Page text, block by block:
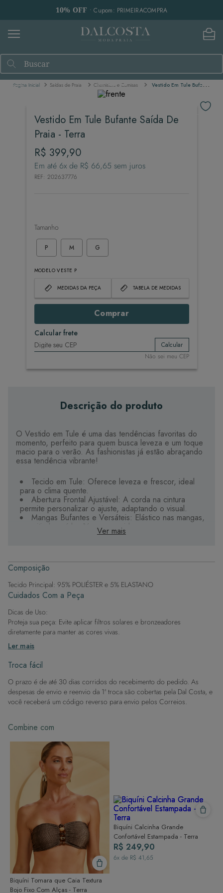
10% OFF • Cupom: PRIMEIRACOMPRA
Buscar
Saídas de Praia Chemisiers e Camisas Vestido Em Tule Bufante Saída De Praia - Terra
Vestido Em Tule Bufante Saída De
Praia - Terra
R$ 399,90
Em até 6x de R$ 66,65 sem juros
REF: 202637776
Tamanho
P M G
MODELO VESTE P
MEDIDAS DA PEÇA TABELA DE MEDIDAS
Comprar
Calcular frete
Calcular
Não sei meu CEP
Descrição do produto
O Vestido em Tule é uma das tendências favoritas do
momento, perfeito para quem busca leveza e um toque
macio para o verão. As fashionistas já estão abraçando
essa tendência vibrante!
Tecido em Tule: Oferece leveza e frescor, ideal
para o clima quente.
Abertura Frontal Ajustável: A corda na cintura
permite personalizar o ajuste, adaptando o visual.
Mangas Bufantes e Versáteis: Elástico nas mangas,
permitindo usá-las ¾ ou compridas.
Leveza e Conforto: Tecido de alta qualidade que
com um toque retrô.
É a escolha ideal para quem quer explorar a tendência
de forma elegante e agradável.
Ver mais
Composição
Tecido Principal: 95% POLIÉSTER e 5% ELASTANO
Cuidados Com a Peça
Dicas de Uso:
Proteja sua peça: Evite aplicar filtros solares e bronzeadores
diretamente para manter as cores vivas.
Após a piscina: Lembre-se de que o cloro pode desgastar o tecido,
então enxague após sair da água.
Evite superfícies ásperas: Para manter a integridade do tecido, evite
Dicas de Lavagem:
Lave rapidamente: Assim que possível, lave separado de outras peças.
À mão e com cuidado: Use água fria e sabão neutro, evitando máquina
Secagem ideal: Não deixe de molho nem guarde úmido. Seque à
Para cores vibrantes: Lave as peças antes do primeiro uso e siga as
dicas acima para manter as cores radiantes.
Ler mais
Troca fácil
O prazo é de até 30 dias corridos do recebimento do pedido. As
despesas de envio e reenvio da 1ª troca são cobertas pela Dal Costa, e
você receberá um código reverso para envio pelos Correios.
Combine com
Biquíni Tomara que Caia Textura
Bojo Fixo Com Alças - Terra
Biquíni Calcinha Grande
Confortável Estampada - Terra
R$ 249,90
6x de R$ 41,65